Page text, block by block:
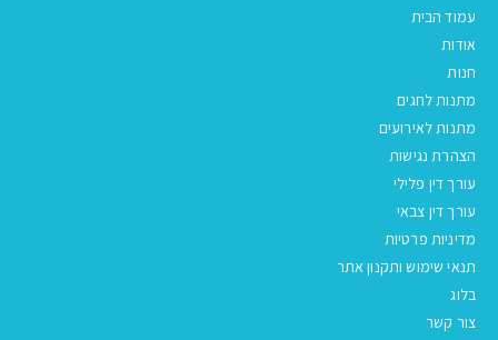
עמוד הבית
אודות
חנות
מתנות לחגים
מתנות לאירועים
הצהרת נגישות
עורך דין פלילי
עורך דין צבאי
מדיניות פרטיות
תנאי שימוש ותקנון אתר
בלוג
צור קשר